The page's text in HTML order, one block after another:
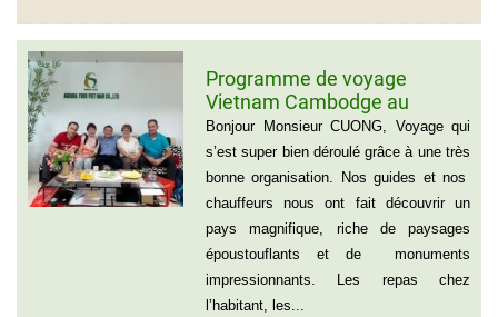
Programme de voyage
Vietnam Cambodge au
groupe de Madame CATHY et
les amis
Bonjour Monsieur CUONG, Voyage qui
s’est super bien déroulé grâce à une très
bonne organisation. Nos guides et nos
chauffeurs nous ont fait découvrir un
pays magnifique, riche de paysages
époustouflants et de monuments
impressionnants. Les repas chez
l’habitant, les...